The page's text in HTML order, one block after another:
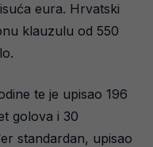
eura. Hrvatski
klauzulu od 550
te je upisao 196
golova i 30
standardan, upisao